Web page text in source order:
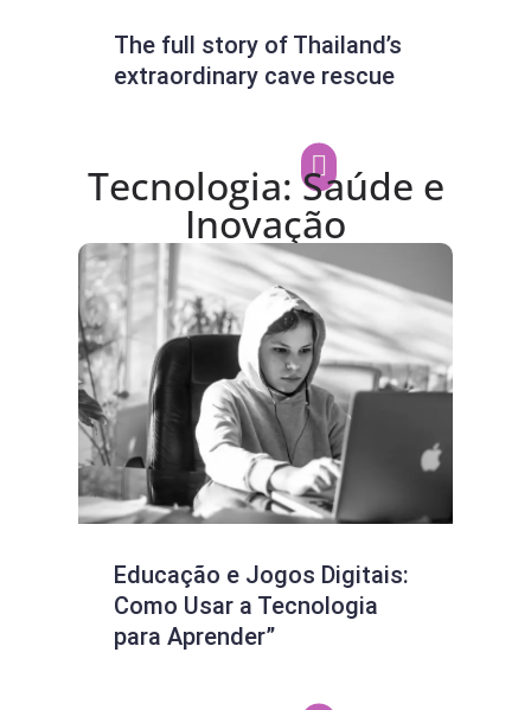
The full story of Thailand’s
extraordinary cave rescue
Tecnologia: Saúde e
Inovação
Educação e Jogos Digitais:
Como Usar a Tecnologia
para Aprender”